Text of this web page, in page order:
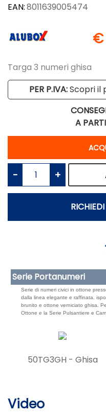
EAN:8011639005474
€
Targa 3 numeri ghisa
PER P.IVA:Scopri il
A
Serie Portanumeri
Serie di numeri civici in ottone
dalla linea elegante e raffinata.
brunito e ottone verniciato ghisa.
Ottone e la Serie Pulsantiere e
50TG3GH - Ghisa
Video